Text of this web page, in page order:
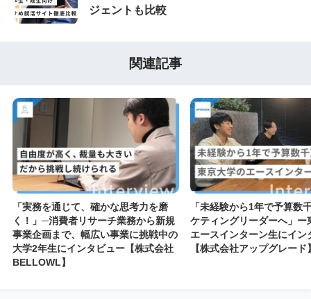
ジェントも比較
関連記事
「実務を通じて、確かな思考力を磨
く！」─消費者リサーチ業務から新規
事業企画まで、幅広い事業に挑戦中の
大学2年生にインタビュー【株式会社
BELLOWL】
「未経験から1年で予算数
ケティングリーダーへ」ー
エースインターン生にイン
【株式会社アップグレード